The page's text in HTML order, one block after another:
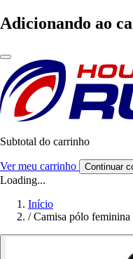
Adicionando ao
Subtotal do carrinho
Ver meu carrinho Continuar
Loading...
Início
/ Camisa pólo